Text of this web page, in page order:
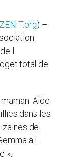
ZENIT.org) –
l
total de
Aide
dans les
de
à L
».